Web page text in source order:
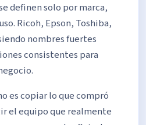
definen solo por marca,
Ricoh, Epson, Toshiba,
nombres fuertes
consistentes para
es copiar lo que compró
el equipo que realmente